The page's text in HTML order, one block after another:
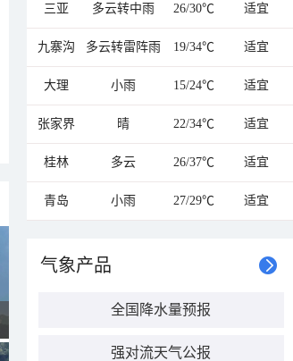
三亚 多云转中雨 26/30℃ 适宜
九寨沟 多云转雷阵雨 19/34℃ 适宜
大理 小雨 15/24℃ 适宜
张家界 晴 22/34℃ 适宜
桂林 多云 26/37℃ 适宜
青岛 小雨 27/29℃ 适宜
气象产品
全国降水量预报
强对流天气公报